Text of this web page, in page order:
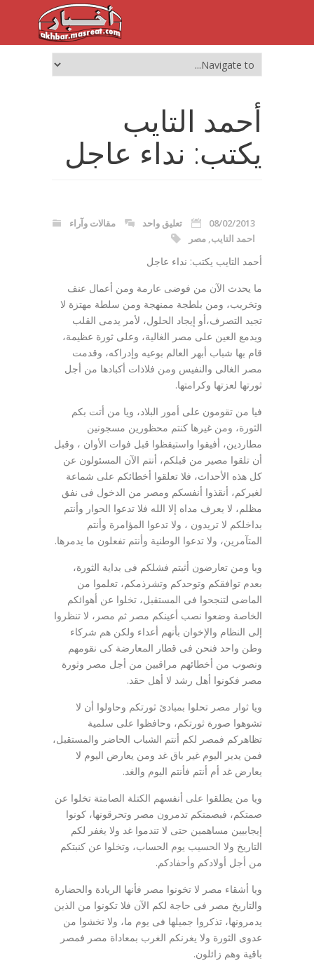
أحمد التايب
يكتب: نداء عاجل
08/02/2013 تعليق واحد
مقالات وآراء
احمد التايب, مصر
أحمد التايب يكتب: نداء عاجل
ما يحدث الآن من فوضى عارمة ومن أعمال عنف
وتخريب، ومن بلطجة ممنهجة ومن سلطة مهتزة لا
تجيد التصرف،أو إيجاد الحلول، لأمر يدمى القلب
ويدمع العين على مصر الغالية، وعلى ثورة عظيمة،
قام بها شباب أبهر العالم بوعيه وإدراكه، وقدمت
مصر الغالى والنفيس ومن فلاذات أكبادها من أجل
ثورتها لعزتها وكرامتها.
فيا من تقومون على أمور البلاد، ويا من أتت بكم
الثورة، ومن غيرها كنتم محظورين مسجونين
مطاردين، أفيقوا واستيقظوا قبل فوات الأوان ، وقبل
أن تلقوا مصير من قبلكم، أنتم الآن المسئولون عن
كل هذه الأحداث، فلا تعلقوا أخطائكم على شماعة
لغيركم، أنقذوا أنفسكم ومصر من الدخول فى نفق
مظلم، لا يعرف مداه إلا الله فلا تدعوا الحوار وأنتم
بداخلكم لا تريدون ، ولا تدعوا المؤامرة وأنتم
المتآمرين، ولا تدعوا الوطنية وأنتم تفعلون ما يدمرها.
ويا ومن تعارضون أثبتم فشلكم فى بداية الثورة،
بعدم توافقكم وتوحدكم وتشرذمكم، تعلموا من
الماضى لتنجحوا فى المستقبل، تخلوا عن أهوائكم
الخاصة وضعوا نصب أعينكم مصر ثم مصر، لا تنظروا
إلى النظام والإخوان بأنهم أعداء ولكن هم شركاء
وطن واحد فنحن فى قطار المعارضة كى نقومهم
ونصوب من أخطائهم مراقبين من أجل مصر وثورة
مصر فكونوا أهل رشد لا أهل حقد.
ويا ثوار مصر تحلوا بمبادئ ثورتكم وحاولوا أن لا
تشوهوا صورة ثورتكم، وحافظوا على سلمية
تظاهركم فمصر لكم أنتم الشباب الحاضر والمستقبل،
فمن يدير اليوم غير باق غد ومن يعارض اليوم لا
يعارض غد أم أنتم فأنتم اليوم والغد.
ويا من يطلقوا على أنفسهم الكتلة الصامتة تخلوا عن
صمتكم، فبصمتكم تدمرون مصر وتحرقونها، كونوا
إيجابيين مساهمين حتى لا تندموا غد ولا يغفر لكم
التاريخ ولا الحسيب يوم الحساب، وتخلوا عن كنبتكم
من أجل أولادكم وأحفادكم.
ويا أشقاء مصر لا تخونوا مصر فأنها الريادة والحضارة
والتاريخ مصر فى حاجة لكم الآن فلا تكونوا من الذين
يدمرونها، تذكروا جميلها فى يوم ما، ولا تخشوا من
عدوى الثورة ولا يغرنكم الغرب بمعاداة مصر فمصر
باقية وهم زائلون.